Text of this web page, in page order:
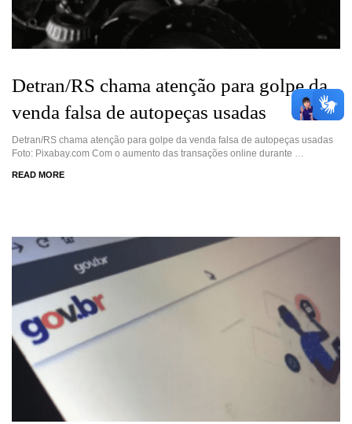
Detran/RS chama atenção para golpe da
venda falsa de autopeças usadas
Detran/RS chama atenção para golpe da venda falsa de autopeças usadas
Foto: Pixabay.com Com o aumento das transações online durante …
READ MORE